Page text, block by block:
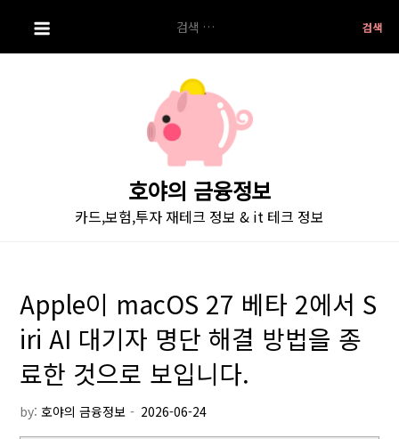
i
색:
호야의 금융정보
카드,보험,투자 재테크 정보 & it 테크 정보
Apple이 macOS 27 베타 2에서 S
iri AI 대기자 명단 해결 방법을 종
료한 것으로 보입니다.
by:호야의 금융정보